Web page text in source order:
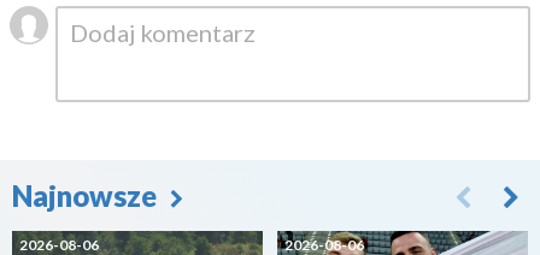
Najnowsze
2026-08-06 2026-08-06